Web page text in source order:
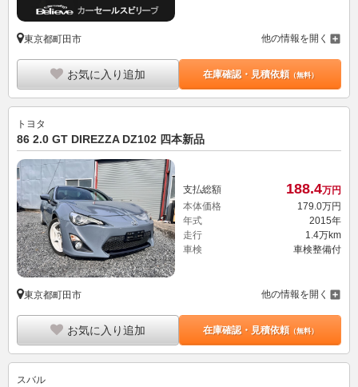
東京都町田市 他の情報を開く
お気に入り追加 在庫確認・見積依頼（無料）
トヨタ
86 2.0 GT DIREZZA DZ102 四本新品
支払総額 188.4万円
本体価格
179. 0万円
年式
2015年
走行
1.4万km
車検
車検整備付
東京都町田市 他の情報を開く
お気に入り追加 在庫確認・見積依頼（無料）
スバル